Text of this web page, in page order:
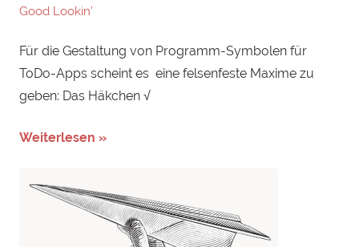
Good Lookin'
Für die Gestaltung von Programm-Symbolen für
ToDo-Apps scheint es eine felsenfeste Maxime zu
geben: Das Häkchen √
Weiterlesen »